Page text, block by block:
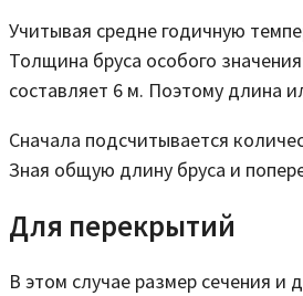
Учитывая средне годичную
Толщина бруса особого
составляет 6 м. Поэтому длина
Сначала подсчитывается
Зная общую длину бруса и
Для перекрытий
В этом случае размер сечения и